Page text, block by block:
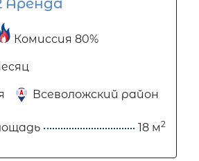
Комиссия 80%
Всеволожский район
18 м2